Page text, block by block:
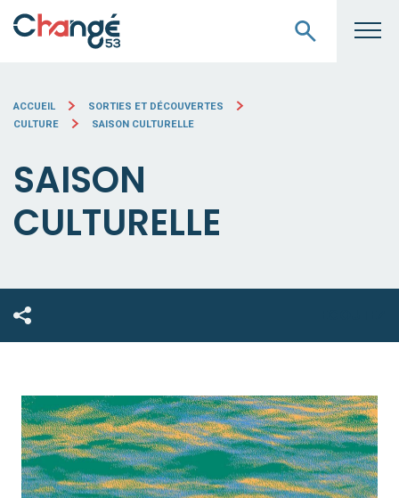
ACCUEIL
SORTIES ET DÉCOUVERTES
CULTURE
SAISON CULTURELLE
SAISON
CULTURELLE